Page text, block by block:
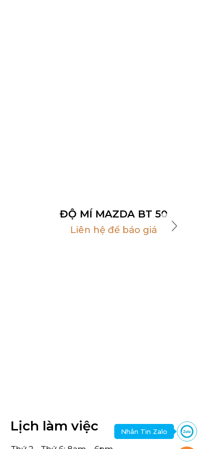
ĐỘ MÍ MAZDA BT 50
Liên hệ để báo giá
Lịch làm việc Nhắn Tin Zalo